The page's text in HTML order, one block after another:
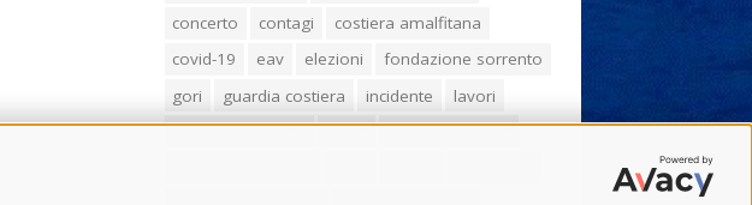
concerto
contagi
costiera amalfitana
covid-19
eav elezioni
fondazione sorrento
gori
guardia costiera incidente
lavori
lorenzo balducelli
mare
massa lubrense